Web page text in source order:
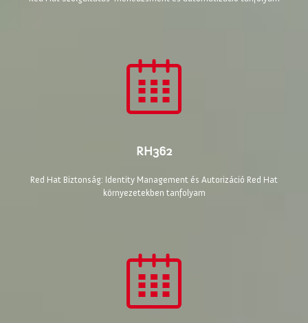
RH362
Red Hat Biztonság: Identity Management és Autorizáció Red Hat
környezetekben tanfolyam